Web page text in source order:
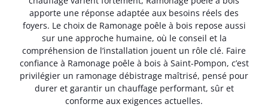
apporte une réponse adaptée aux besoins réels des
foyers. Le choix de Ramonage poêle à bois repose aussi
sur une approche humaine, où le conseil et la
compréhension de l’installation jouent un rôle clé. Faire
confiance à Ramonage poêle à bois à Saint-Pompon, c’est
privilégier un ramonage débistrage maîtrisé, pensé pour
durer et garantir un chauffage performant, sûr et
conforme aux exigences actuelles.